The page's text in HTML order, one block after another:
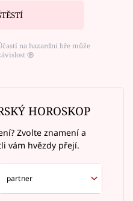
na hazardní hře může
⑱
HOROSKOP
Zvolte znamení a
vám hvězdy přejí.